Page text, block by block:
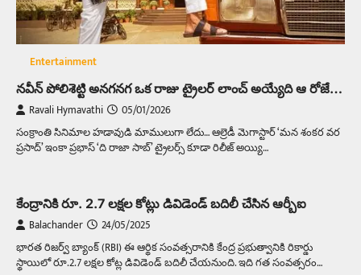
Entertainment
నవీన్ పోలిశెట్టి అనగనగ ఒక రాజు ట్రైలర్ లాంచ్ అయ్యేది ఆ రోజే…
Ravali Hymavathi 05/01/2026
సంక్రాంతి సినిమాల హడావుడి మాములుగా లేదు… ఆల్రెడీ మెగాస్టార్ ‘మన శంకర వర
ప్రసాద్’ ఇంకా ప్రభాస్ ‘ది రాజా సాబ్’ ట్రైలర్స్ కూడా రిలీజ్ అయ్యి…
కేంద్రానికి రూ. 2.7 లక్షల కోట్లు డివిడెండ్‌ బదిలీ చేసిన ఆర్బీఐ
Balachander 24/05/2025
భారత రిజర్వ్ బ్యాంక్ (RBI) ఈ ఆర్థిక సంవత్సరానికి కేంద్ర ప్రభుత్వానికి రికార్డు
స్థాయిలో రూ.2.7 లక్షల కోట్ల డివిడెండ్ బదిలీ చేయనుంది. ఇది గత సంవత్సరం…
Trending
మధ్యతరగతి కారు…మారుతీ భలేచౌకసారు
Balachander 22/05/2026
భారత ఆటోమొబైల్ చరిత్రలో మధ్యతరగతి కుటుంబాల